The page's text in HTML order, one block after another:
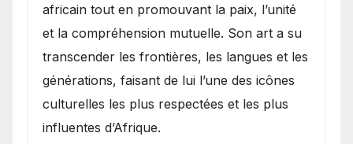
africain tout en promouvant la paix, l’unité
et la compréhension mutuelle. Son art a su
transcender les frontières, les langues et les
générations, faisant de lui l’une des icônes
culturelles les plus respectées et les plus
influentes d’Afrique.